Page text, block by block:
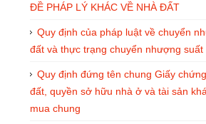
ĐỀ PHÁP LÝ KHÁC VỀ NHÀ ĐẤT
Quy định của pháp luật về chuyển
đất và thực trạng chuyển nhượng
Quy định đứng tên chung Giấy
đất, quyền sở hữu nhà ở và tài sản
mua chung